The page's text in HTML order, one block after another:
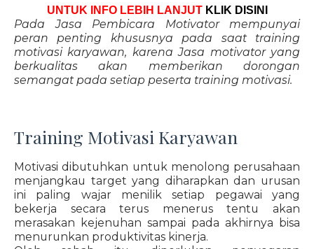
UNTUK INFO LEBIH LANJUT KLIK DISINI
Pada Jasa Pembicara Motivator mempunyai
peran penting khususnya pada saat training
motivasi karyawan, karena Jasa motivator yang
berkualitas akan memberikan dorongan
semangat pada setiap peserta training motivasi.
Training Motivasi Karyawan
Motivasi dibutuhkan untuk menolong perusahaan
menjangkau target yang diharapkan dan urusan
ini paling wajar menilik setiap pegawai yang
bekerja secara terus menerus tentu akan
merasakan kejenuhan sampai pada akhirnya bisa
menurunkan produktivitas kinerja.